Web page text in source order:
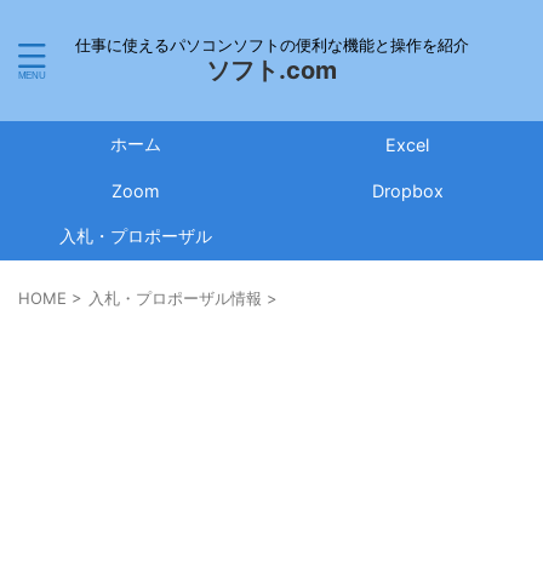
仕事に使えるパソコンソフトの便利な機能と操作を紹介
ソフト.com
ホーム Excel
Zoom Dropbox
入札・プロポーザル
HOME > 入札・プロポーザル情報 >